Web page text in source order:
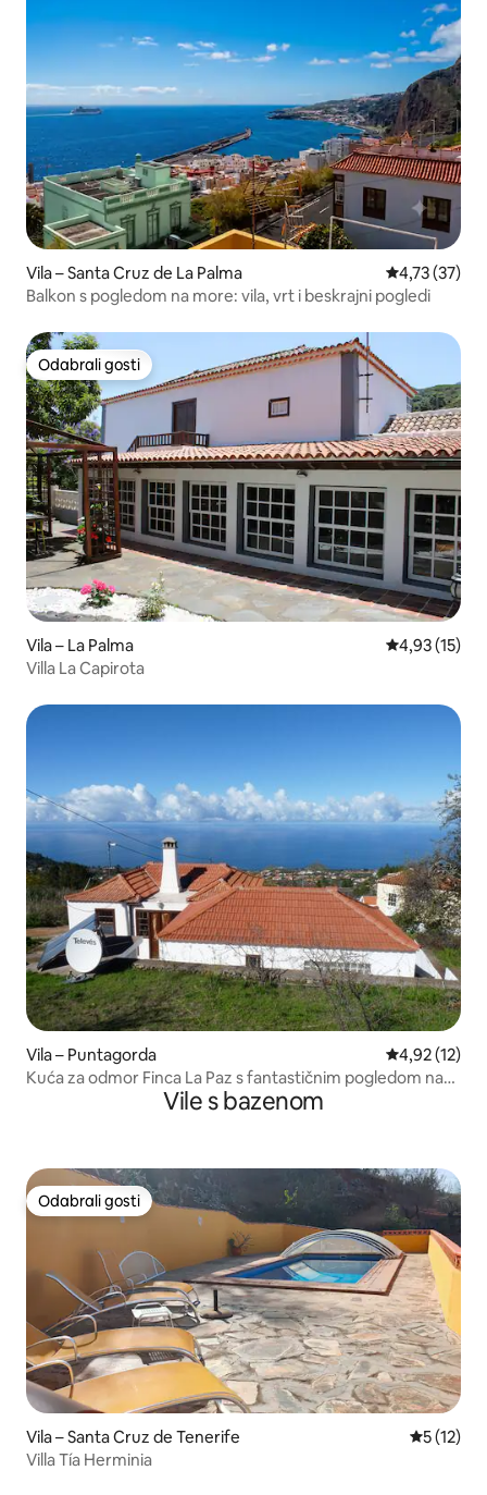
Vila – Santa Cruz de La Palma Prosječna
4,73 (37)
Balkon s pogledom na more: vila, vrt i beskrajni pogledi
Odabrali gosti
Odabrali gosti
Vila – La Palma Prosječna
4,93 (15)
Villa La Capirota
Vila – Puntagorda Prosječna
4,92 (12)
Kuća za odmor Finca La Paz s fantastičnim pogledom na
Vile s bazenom
Odabrali gosti
Odabrali gosti
Vila – Santa Cruz de Tenerife Prosječna
5 (12)
Villa Tía Herminia